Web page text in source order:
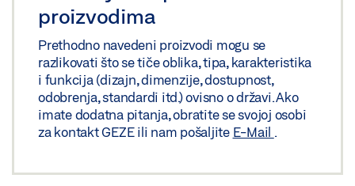
proizvodima
Prethodno navedeni proizvodi mogu se
razlikovati što se tiče oblika, tipa, karakteristika
i funkcija (dizajn, dimenzije, dostupnost,
odobrenja, standardi itd.) ovisno o državi. Ako
imate dodatna pitanja, obratite se svojoj osobi
za kontakt GEZE ili nam pošaljite E-Mail